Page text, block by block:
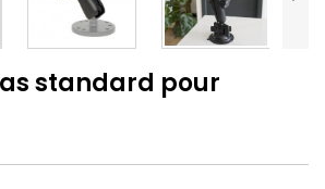
standard pour